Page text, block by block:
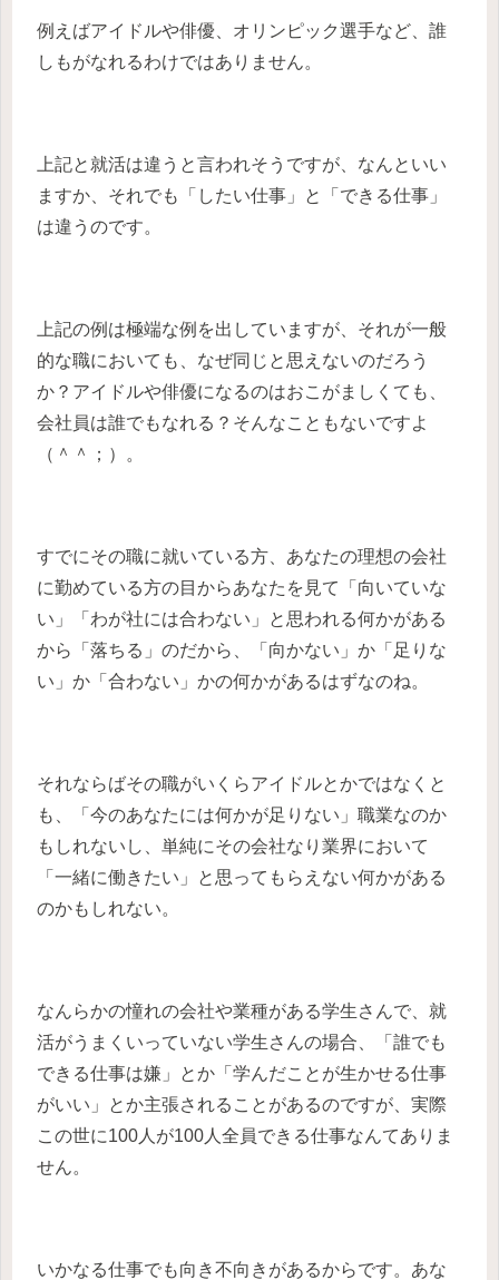
例えばアイドルや俳優、オリンピック選手など、誰
しもがなれるわけではありません。
上記と就活は違うと言われそうですが、なんといい
ますか、それでも「したい仕事」と「できる仕事」
は違うのです。
上記の例は極端な例を出していますが、それが一般
的な職においても、なぜ同じと思えないのだろう
か？アイドルや俳優になるのはおこがましくても、
会社員は誰でもなれる？そんなこともないですよ
（＾＾；）。
すでにその職に就いている方、あなたの理想の会社
に勤めている方の目からあなたを見て「向いていな
い」「わが社には合わない」と思われる何かがある
から「落ちる」のだから、「向かない」か「足りな
い」か「合わない」かの何かがあるはずなのね。
それならばその職がいくらアイドルとかではなくと
も、「今のあなたには何かが足りない」職業なのか
もしれないし、単純にその会社なり業界において
「一緒に働きたい」と思ってもらえない何かがある
のかもしれない。
なんらかの憧れの会社や業種がある学生さんで、就
活がうまくいっていない学生さんの場合、「誰でも
できる仕事は嫌」とか「学んだことが生かせる仕事
がいい」とか主張されることがあるのですが、実際
この世に100人が100人全員できる仕事なんてありま
せん。
いかなる仕事でも向き不向きがあるからです。あな